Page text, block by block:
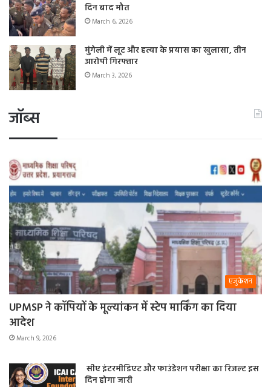
दिन बाद मौत
March 6, 2026
मुंगेली में लूट और हत्या के प्रयास का खुलासा, तीन
आरोपी गिरफ्तार
March 3, 2026
जॉब्स
एजुकेशन
UPMSP ने कॉपियों के मूल्यांकन में स्टेप मार्किंग का दिया
आदेश
March 9, 2026
सीए इंटरमीडिएट और फाउंडेशन परीक्षा का रिजल्ट इस
दिन होगा जारी